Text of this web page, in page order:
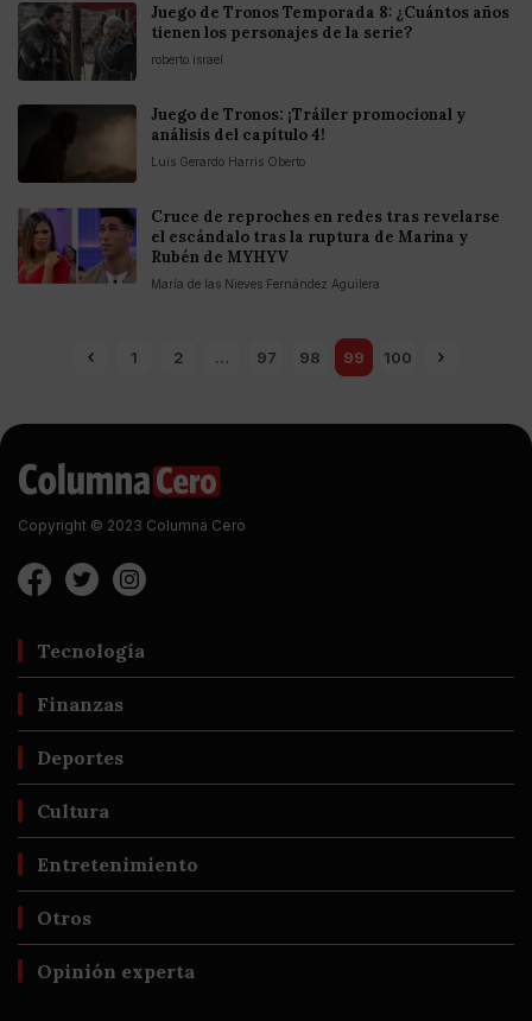
Juego de Tronos Temporada 8: ¿Cuántos años
tienen los personajes de la serie?
roberto israel
Juego de Tronos: ¡Tráiler promocional y
análisis del capítulo 4!
Luis Gerardo Harris Oberto
Cruce de reproches en redes tras revelarse
el escándalo tras la ruptura de Marina y
Rubén de MYHYV
María de las Nieves Fernández Aguilera
1 2 … 97 98 99 100
Copyright © 2023 Columna Cero
Tecnología
Finanzas
Deportes
Cultura
Entretenimiento
Otros
Opinión experta